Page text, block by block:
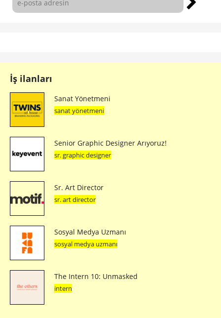
İş ilanları
Sanat Yönetmeni
sanat yönetmeni
Senior Graphic Designer Arıyoruz!
sr. graphic designer
Sr. Art Director
sr. art director
Sosyal Medya Uzmanı
sosyal medya uzmanı
The Intern 10: Unmasked
intern